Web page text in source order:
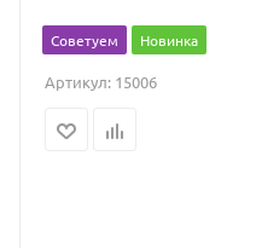
Советуем Новинка
Артикул: 15006